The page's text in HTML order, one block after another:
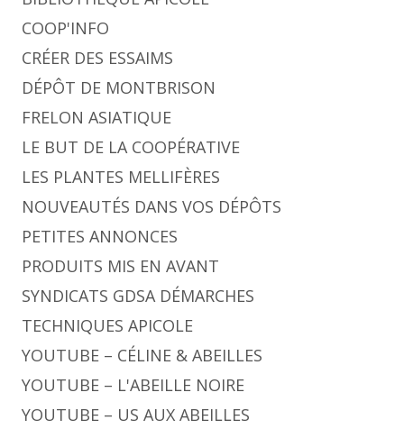
COOP'INFO
CRÉER DES ESSAIMS
DÉPÔT DE MONTBRISON
FRELON ASIATIQUE
LE BUT DE LA COOPÉRATIVE
LES PLANTES MELLIFÈRES
NOUVEAUTÉS DANS VOS DÉPÔTS
PETITES ANNONCES
PRODUITS MIS EN AVANT
SYNDICATS GDSA DÉMARCHES
TECHNIQUES APICOLE
YOUTUBE – CÉLINE & ABEILLES
YOUTUBE – L'ABEILLE NOIRE
YOUTUBE – US AUX ABEILLES